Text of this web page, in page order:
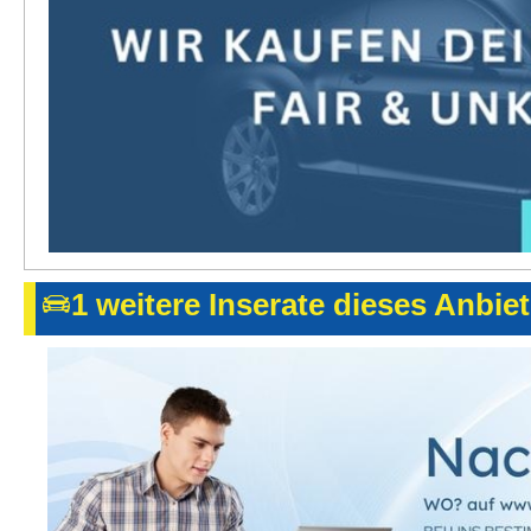
1 weitere Inserate dieses